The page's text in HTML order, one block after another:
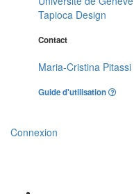
Tapioca Design
Contact
Maria-Cristina Pitassi
Guide d'utilisation
Connexion